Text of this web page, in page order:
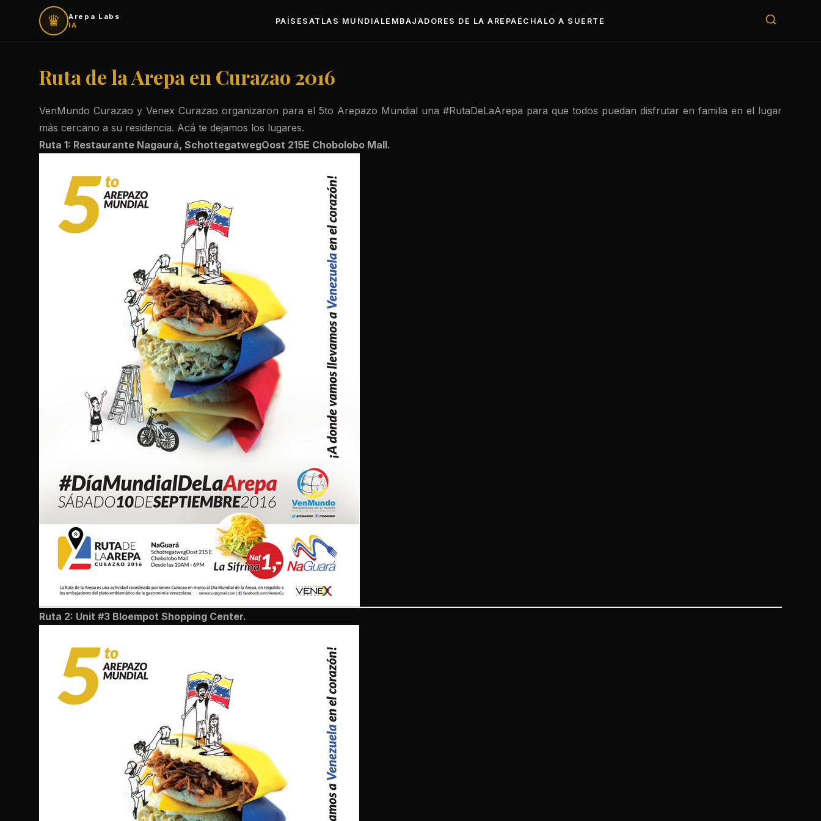
♛
Arepa Labs
IA
PAÍSES ATLAS MUNDIALEMBAJADORES DE LA AREPA ÉCHALO A SUERTE
Ruta de la Arepa en Curazao 2016
VenMundo Curazao y Venex Curazao organizaron para el 5to Arepazo Mundial una #RutaDeLaArepa para que todos puedan disfrutar en familia en el lugar
más cercano a su residencia. Acá te dejamos los lugares.
Ruta 1: Restaurante Nagaurá, SchottegatwegOost 215E Chobolobo Mall.
Ruta 2: Unit #3 Bloempot Shopping Center.